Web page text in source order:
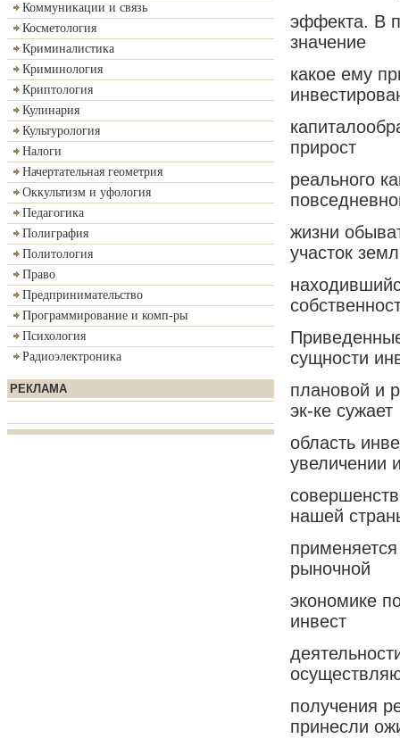
Коммуникации и связь
Косметология
Криминалистика
Криминология
Криптология
Кулинария
Культурология
Налоги
Начертательная геометрия
Оккультизм и уфология
Педагогика
Полиграфия
Политология
Право
Предпринимательство
Программирование и комп-ры
Психология
Радиоэлектроника
РЕКЛАМА
эффекта. В
значение
какое ему
прирост
реального
жизни
участок
сущности
плановой и
эк-ке сужает
область
увеличении
нашей
рыночной
экономике
инвест
получения
принесли